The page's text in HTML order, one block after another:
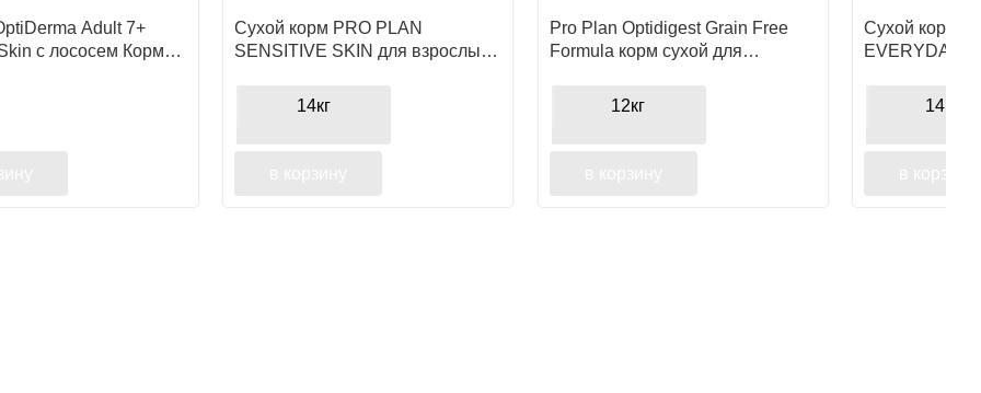
Adult 7+
с лососем Корм
Сухой корм PRO PLAN
SENSITIVE SKIN для взрослых
атлетическим телосложением с
14кг
Pro Plan Optidigest Grain Free
Formula корм сухой для
крупных пород с
12кг
Сухой корм
EVERYDAY
14кг.